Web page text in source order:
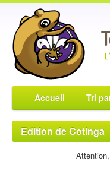
Accueil Tri
Edition de Cotinga